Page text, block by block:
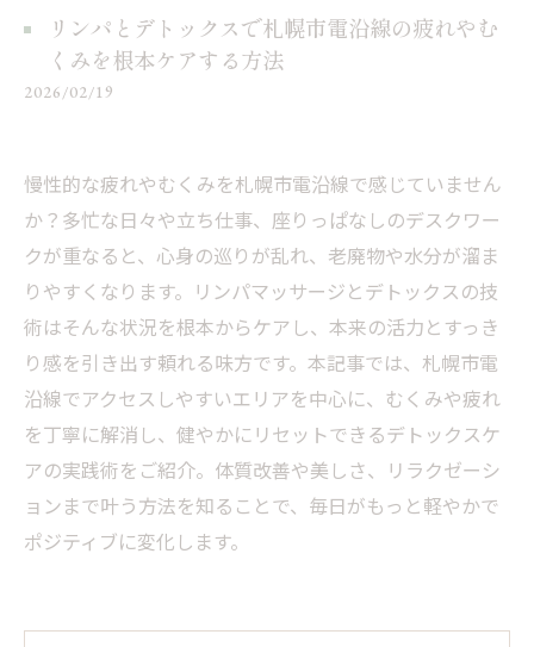
リンパとデトックスで札幌市電沿線の疲れやむ
くみを根本ケアする方法
2026/02/19
慢性的な疲れやむくみを札幌市電沿線で感じていません
か？多忙な日々や立ち仕事、座りっぱなしのデスクワー
クが重なると、心身の巡りが乱れ、老廃物や水分が溜ま
りやすくなります。リンパマッサージとデトックスの技
術はそんな状況を根本からケアし、本来の活力とすっき
り感を引き出す頼れる味方です。本記事では、札幌市電
沿線でアクセスしやすいエリアを中心に、むくみや疲れ
を丁寧に解消し、健やかにリセットできるデトックスケ
アの実践術をご紹介。体質改善や美しさ、リラクゼーシ
ョンまで叶う方法を知ることで、毎日がもっと軽やかで
ポジティブに変化します。